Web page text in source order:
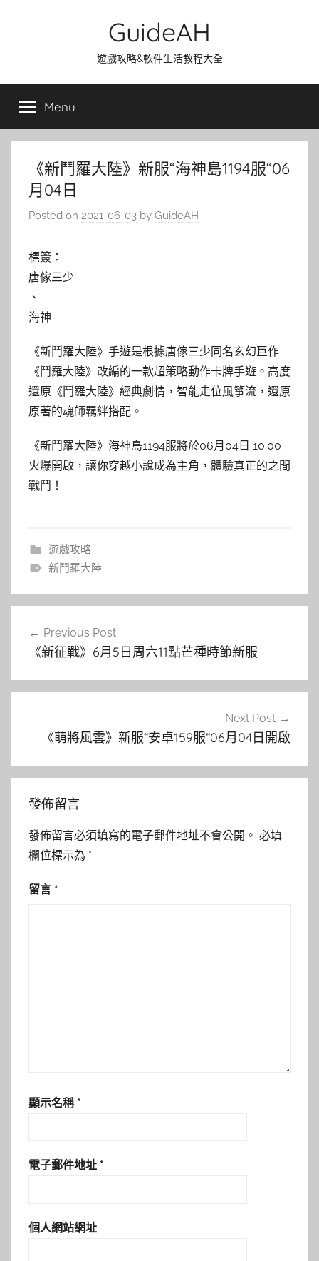
GuideAH
遊戲攻略&軟件生活教程大全
Menu
《新鬥羅大陸》新服“海神島1194服“06
月04日
Posted on 2021-06-03 by GuideAH
標簽：
唐傢三少
、
海神
《新鬥羅大陸》手遊是根據唐傢三少同名玄幻巨作
《鬥羅大陸》改編的一款超策略動作卡牌手遊。高度
還原《鬥羅大陸》經典劇情，智能走位風箏流，還原
原著的魂師羈絆搭配。
《新鬥羅大陸》海神島1194服將於06月04日 10:00
火爆開啟，讓你穿越小說成為主角，體驗真正的之間
戰鬥！
遊戲攻略
新鬥羅大陸
覽
Previous Post
《新征戰》6月5日周六11點芒種時節新服
Next Post
《萌將風雲》新服“安卓159服“06月04日開啟
發佈留言
發佈留言必須填寫的電子郵件地址不會公開。 必填
欄位標示為 *
留言 *
顯示名稱 *
電子郵件地址 *
個人網站網址